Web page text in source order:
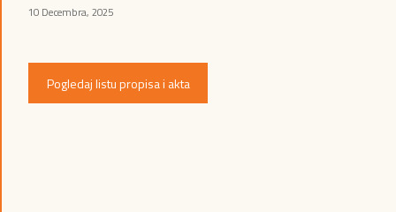
10 Decembra, 2025
Pogledaj listu propisa i akta